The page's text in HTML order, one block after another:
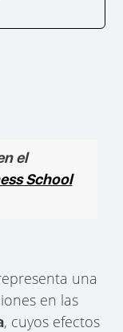
el
School
una
en las
, cuyos efectos